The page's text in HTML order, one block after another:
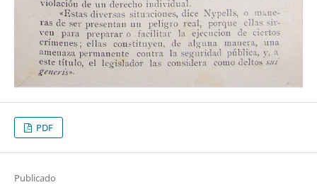
PDF
Publicado